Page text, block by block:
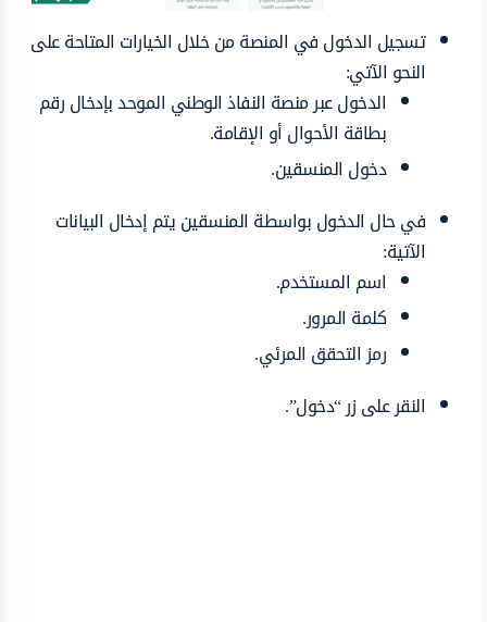
تسجيل الدخول في المنصة من خلال الخيارات المتاحة على
النحو الآتي:
الدخول عبر منصة النفاذ الوطني الموحد بإدخال رقم
بطاقة الأحوال أو الإقامة.
دخول المنسقين.
في حال الدخول بواسطة المنسقين يتم إدخال البيانات
الآتية:
اسم المستخدم.
كلمة المرور.
رمز التحقق المرئي.
النقر على زر “دخول”.